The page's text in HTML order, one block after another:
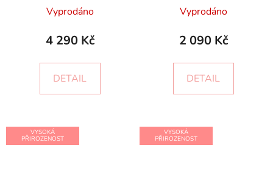
Vyprodáno
4 290 Kč
DETAIL
Vyprodáno
2 090 Kč
DETAIL
VYSOKÁ
PŘIROZENOST
VYSOKÁ
PŘIROZENOST